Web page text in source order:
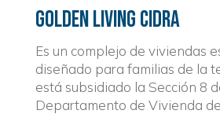
Golden Living Cidra
Es un complejo de viviendas
diseñado para familias de la
está subsidiado la Sección 8
Departamento de Vivienda